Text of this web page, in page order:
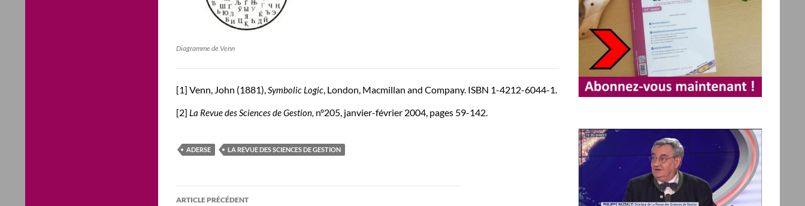
Diagramme de Venn
[1] Venn, John (1881),Symbolic Logic, London, Macmillan and Company. ISBN 1-4212-6044-1.
[2] La Revue des Sciences de Gestion, n°205, janvier-février 2004, pages 59-142.
ADERSE LA REVUE DES SCIENCES DE GESTION
Navigation
ARTICLE PRÉCÉDENT